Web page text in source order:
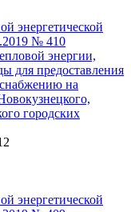
энергетической
№ 410
энергии,
для предоставления
на
городских
энергетической